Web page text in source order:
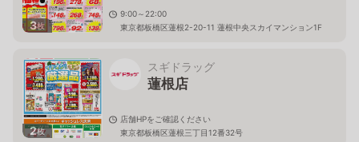
3枚
9:00～22:00
東京都板橋区蓮根2-20-11 蓮根中央スカイマンション1F
2枚
スギドラッグ
蓮根店
店舗HPをご確認ください
東京都板橋区蓮根三丁目12番32号